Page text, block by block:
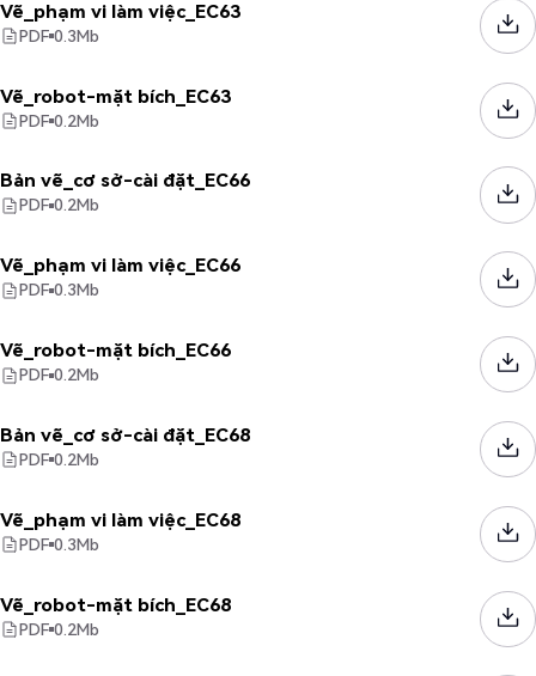
Vẽ_phạm vi làm việc_EC63
PDF 0.3Mb
Vẽ_robot-mặt bích_EC63
PDF 0.2Mb
Bản vẽ_cơ sở-cài đặt_EC66
PDF 0.2Mb
Vẽ_phạm vi làm việc_EC66
PDF 0.3Mb
Vẽ_robot-mặt bích_EC66
PDF 0.2Mb
Bản vẽ_cơ sở-cài đặt_EC68
PDF 0.2Mb
Vẽ_phạm vi làm việc_EC68
PDF 0.3Mb
Vẽ_robot-mặt bích_EC68
PDF 0.2Mb